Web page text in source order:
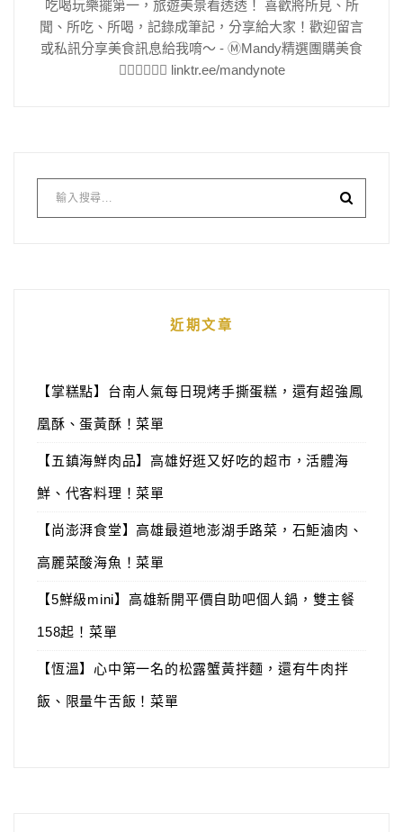
吃喝玩樂擺第一，旅遊美景看透透！ 喜歡將所見、所
聞、所吃、所喝，記錄成筆記，分享給大家！歡迎留言
或私訊分享美食訊息給我唷～ - Ⓜ️Mandy精選團購美食
👇🏻👇🏻👇🏻 linktr.ee/mandynote
近期文章
【掌糕點】台南人氣每日現烤手撕蛋糕，還有超強鳳
凰酥、蛋黃酥！菜單
【五鎮海鮮肉品】高雄好逛又好吃的超市，活體海
鮮、代客料理！菜單
【尚澎湃食堂】高雄最道地澎湖手路菜，石鮔滷肉、
高麗菜酸海魚！菜單
【5鮮級mini】高雄新開平價自助吧個人鍋，雙主餐
158起！菜單
【恆溫】心中第一名的松露蟹黃拌麵，還有牛肉拌
飯、限量牛舌飯！菜單